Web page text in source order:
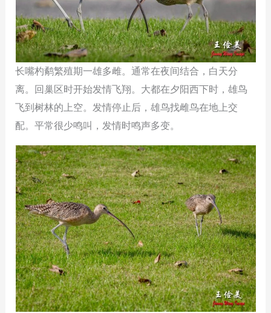
长嘴杓鹬繁殖期一雄多雌。通常在夜间结合，白天分
离。回巢区时开始发情飞翔。大都在夕阳西下时，雄鸟
飞到树林的上空。发情停止后，雄鸟找雌鸟在地上交
配。平常很少鸣叫，发情时鸣声多变。